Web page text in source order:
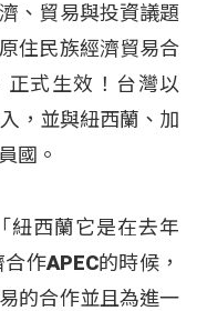
、貿易與投資議題
住民族經濟貿易合
正式生效！台灣以
，並與紐西蘭、加
國。
紐西蘭它是在去年
作APEC的時候，
的合作並且為進一